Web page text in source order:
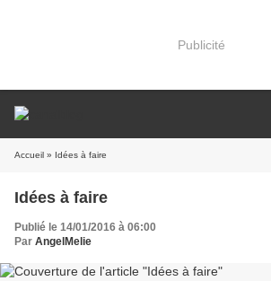
Publicité
Accueil » Idées à faire
Idées à faire
Publié le 14/01/2016 à 06:00
Par AngelMelie